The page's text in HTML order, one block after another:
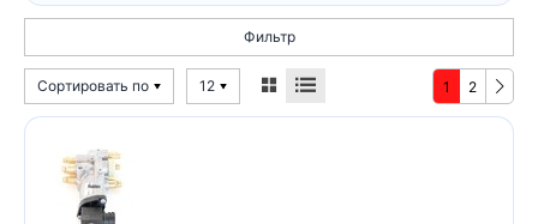
Фильтр
Сортировать по 12 1 2